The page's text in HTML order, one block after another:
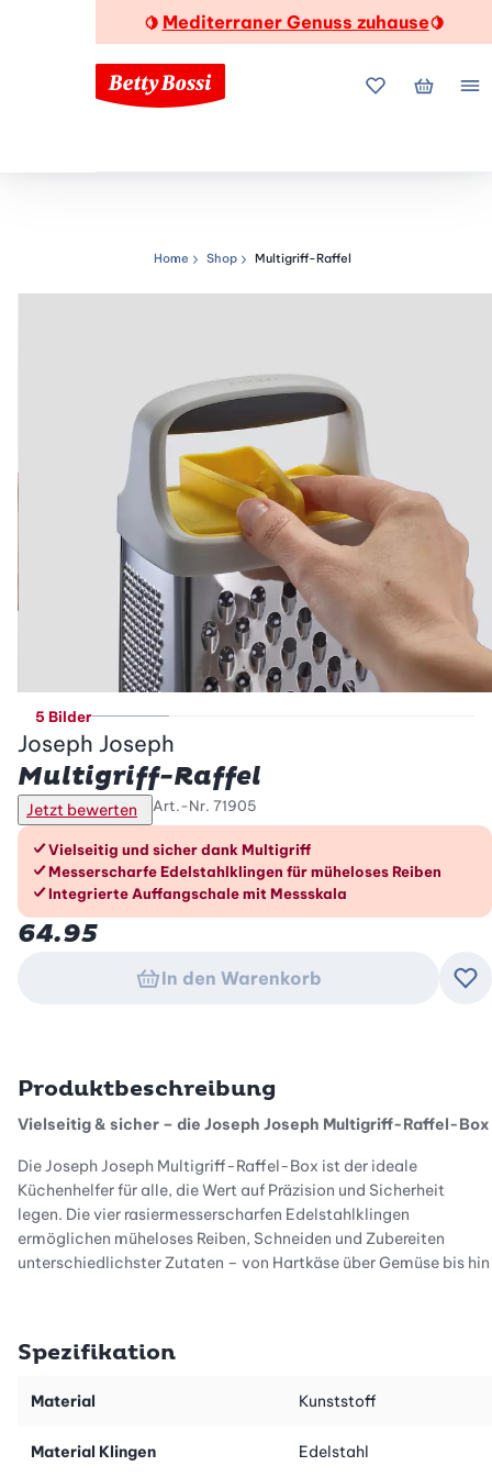
🍋 Mediterraner Genuss zuhause🍋
MeineMein
Navigationspfad
Home Shop Multigriff-Raffel
5 Bilder
Joseph Joseph
Multigriff-Raffel
Jetzt bewerten Art.-Nr. 71905
Die Vorteile im Überblick
Vielseitig und sicher dank Multigriff
Messerscharfe Edelstahlklingen für müheloses Reiben
Integrierte Auffangschale mit Messskala
64.95
In den Warenkorb
Produktbeschreibung
Vielseitig & sicher – die Joseph Joseph Multigriff-Raffel-Box
Die Joseph Joseph Multigriff-Raffel-Box ist der ideale
Küchenhelfer für alle, die Wert auf Präzision und Sicherheit
legen. Die vier rasiermesserscharfen Edelstahlklingen
ermöglichen müheloses Reiben, Schneiden und Zubereiten
unterschiedlichster Zutaten – von Hartkäse über Gemüse bis hin
Optimale Kontrolle dank Multigriff
Der durchdachte Multigriff sorgt für perfekten Halt – sowohl
Zutaten. Dabei schützt der integrierte Fingerschutz zuverlässig
vor Verletzungen. Ideal für sicheres Arbeiten in jeder Küche, ob
Spezifikation
Material Kunststoff
Material Klingen Edelstahl